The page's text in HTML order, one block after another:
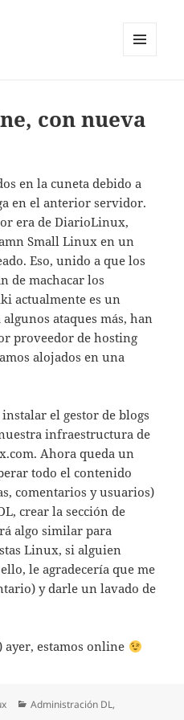
con nueva
en la cuneta debido a
en el anterior servidor.
era de DiarioLinux,
Small Linux en un
Eso, unido a que los
de machacar los
actualmente es un
ataques más, han
proveedor de hosting
alojados en una
el gestor de blogs
infraestructura de
Ahora queda un
todo el contenido
comentarios y usuarios)
crear la sección de
algo similar para
Linux, si alguien
le agradecería que me
y darle un lavado de
ayer, estamos online
Categorías
Administración DL,